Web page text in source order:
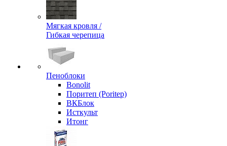
Мягкая кровля /
Гибкая черепица
Пеноблоки
Bonolit
Поритеп (Poritep)
ВКБлок
Исткульт
Итонг